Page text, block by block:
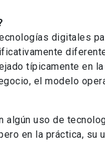
digitales
típicamente en
el modelo
algún uso de
en la práctica, su